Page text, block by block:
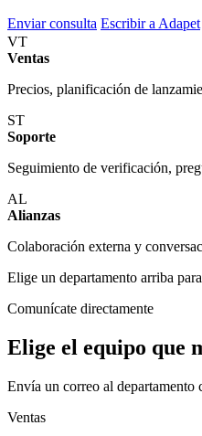
Enviar consulta Escribir a Adapet
VT
Ventas
Precios, planificación de
ST
Soporte
Seguimiento de verificación,
AL
Alianzas
Colaboración externa y
Elige un departamento arriba
Comunícate directamente
Elige el equipo que
Envía un correo al departamento
Ventas